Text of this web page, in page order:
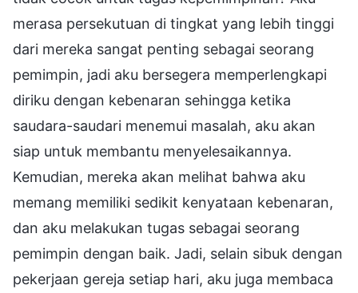
merasa persekutuan di tingkat yang lebih tinggi
dari mereka sangat penting sebagai seorang
pemimpin, jadi aku bersegera memperlengkapi
diriku dengan kebenaran sehingga ketika
saudara-saudari menemui masalah, aku akan
siap untuk membantu menyelesaikannya.
Kemudian, mereka akan melihat bahwa aku
memang memiliki sedikit kenyataan kebenaran,
dan aku melakukan tugas sebagai seorang
pemimpin dengan baik. Jadi, selain sibuk dengan
pekerjaan gereja setiap hari, aku juga membaca